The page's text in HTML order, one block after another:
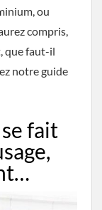
ou
compris,
que faut-il
notre guide
fait